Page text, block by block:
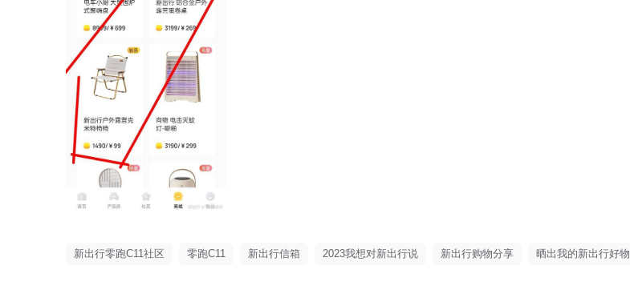
新出行零跑C11社区 零跑C11 新出行信箱 2023我想对新出行说 新出行购物分享 晒出我的新出行好物